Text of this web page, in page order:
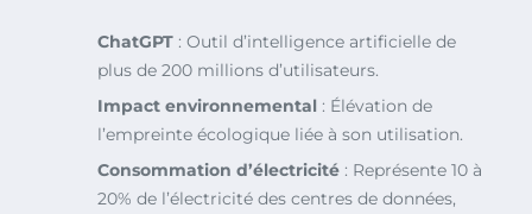
ChatGPT : Outil d’intelligence artificielle de
plus de 200 millions d’utilisateurs.
Impact environnemental : Élévation de
l’empreinte écologique liée à son utilisation.
Consommation d’électricité : Représente 10 à
20% de l’électricité des centres de données,